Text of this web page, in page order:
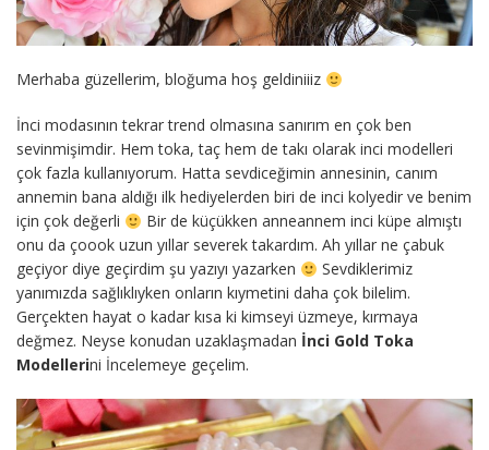
Merhaba güzellerim, bloğuma hoş geldiniiiz
İnci modasının tekrar trend olmasına sanırım en çok ben
sevinmişimdir. Hem toka, taç hem de takı olarak inci modelleri
çok fazla kullanıyorum. Hatta sevdiceğimin annesinin, canım
annemin bana aldığı ilk hediyelerden biri de inci kolyedir ve benim
için çok değerli
Bir de küçükken anneannem inci küpe almıştı
onu da çoook uzun yıllar severek takardım. Ah yıllar ne çabuk
geçiyor diye geçirdim şu yazıyı yazarken
Sevdiklerimiz
yanımızda sağlıklıyken onların kıymetini daha çok bilelim.
Gerçekten hayat o kadar kısa ki kimseyi üzmeye, kırmaya
değmez. Neyse konudan uzaklaşmadan İnci Gold Toka
Modellerini İncelemeye geçelim.